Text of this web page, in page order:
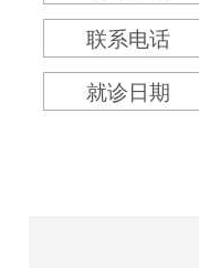
联系电话
就诊日期